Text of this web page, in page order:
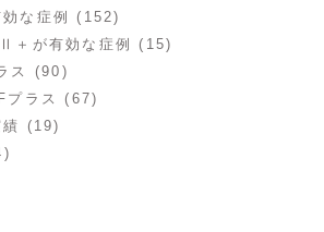
効な症例 (152)
＋が有効な症例 (15)
ス (90)
プラス (67)
績 (19)